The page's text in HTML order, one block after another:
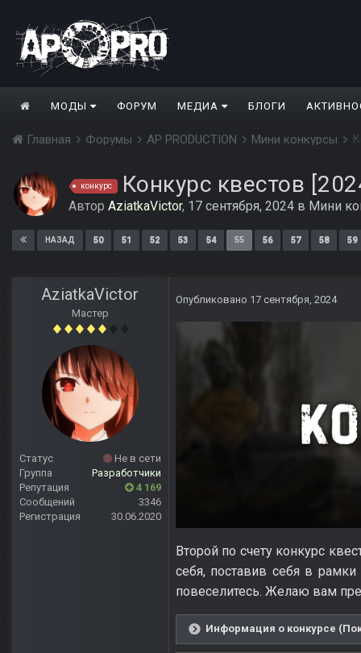
МОДЫ ФОРУМ МЕДИА БЛОГИ
Главная Форумы AP PRODUCTION Мини конкурсы
конкурс Конкурс квестов
Автор AziatkaVictor, 17 сентября, 2024 в Мини
НАЗАД 50 51 52 53 54 55 56 57 58 59
AziatkaVictor
Мастер
Статус
Не в сети
Группа
Разработчики
Репутация
4 169
Сообщений
3346
Регистрация
30.06.2020
Опубликовано 17 сентября, 2024
Второй по счету конкурс
себя, поставив себя в рамки
повеселитесь. Желаю вам
Информация о конкурсе